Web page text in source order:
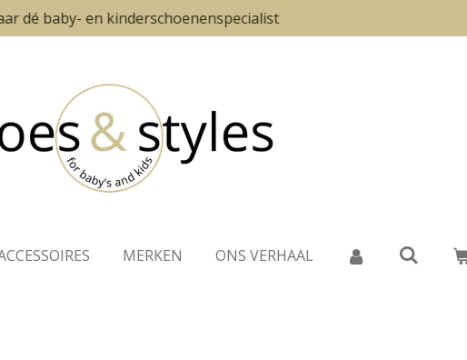
dé baby- en kinderschoenenspecialist
MERKEN ONS VERHAAL